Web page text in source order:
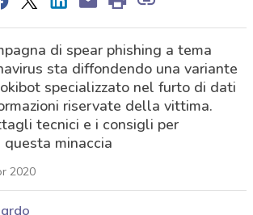
di spear phishing a tema
sta diffondendo una variante
specializzato nel furto di dati
riservate della vittima.
tecnici e i consigli per
minaccia
2020